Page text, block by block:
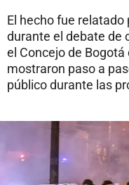
El hecho fue
durante el debate de
el Concejo de
mostraron paso a
público durante las